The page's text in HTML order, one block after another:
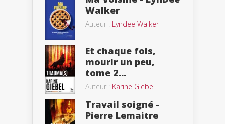
Walker
Auteur : Lyndee Walker
Et chaque fois,
mourir un peu,
tome 2...
Auteur : Karine Giebel
Travail soigné -
Pierre Lemaitre